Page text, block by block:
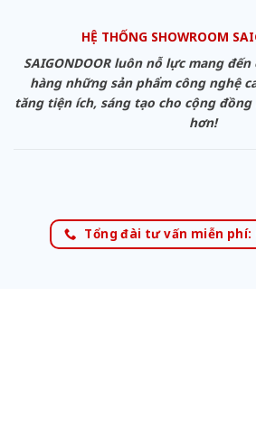
HỆ THỐNG SHOWROOM
SAIGONDOOR luôn nỗ lực mang
hàng những sản phẩm công nghệ
tăng tiện ích, sáng tạo cho cộng
hơn!
Tổng đài tư vấn miễn phí: